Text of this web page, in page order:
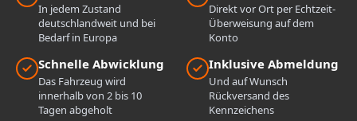
In jedem Zustand
deutschlandweit und bei
Bedarf in Europa
Direkt vor Ort per Echtzeit-
Überweisung auf dem
Konto
Schnelle Abwicklung
Das Fahrzeug wird
innerhalb von 2 bis 10
Tagen abgeholt
Inklusive Abmeldung
Und auf Wunsch
Rückversand des
Kennzeichens